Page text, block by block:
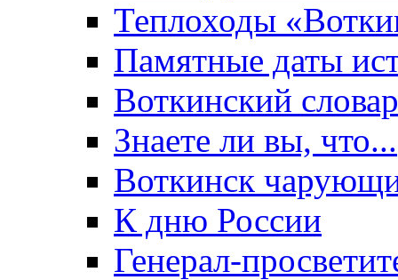
Теплоходы
Памятные даты
Воткинский
Знаете ли вы, что...
Воткинск
К дню России
Генерал-